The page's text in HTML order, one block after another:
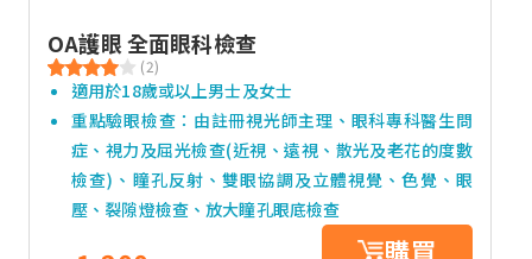
OA護眼 全面眼科檢查
(2)
適用於18歲或以上男士及女士
重點驗眼檢查：由註冊視光師主理、眼科專科醫生問
症、視力及屈光檢查(近視、遠視、散光及老花的度數
檢查)、瞳孔反射、雙眼協調及立體視覺、色覺、眼
壓、裂隙燈檢查、放大瞳孔眼底檢查
購買